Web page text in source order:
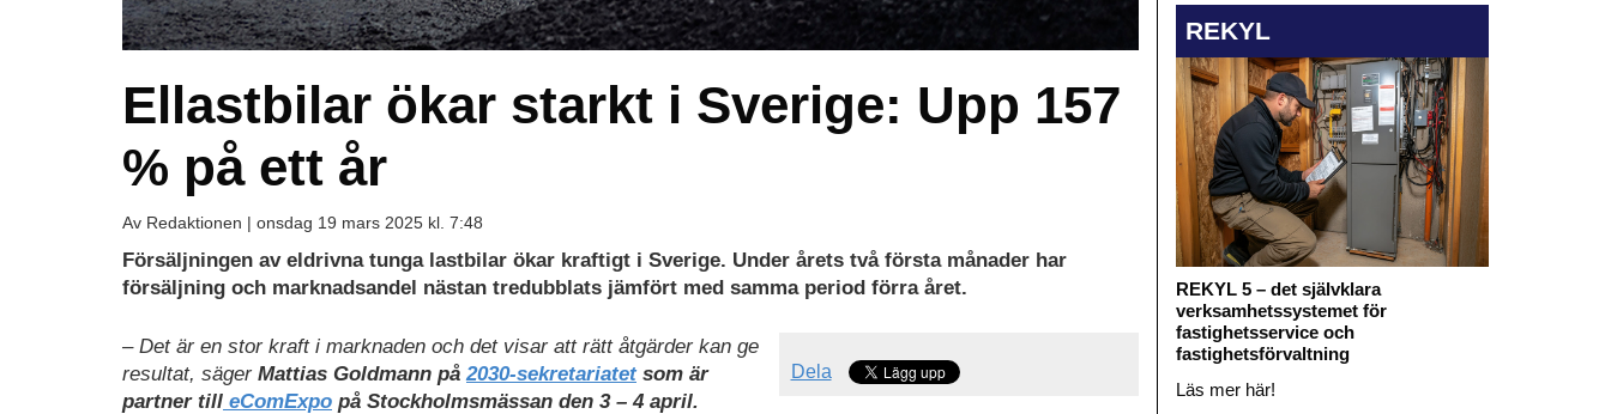
Ellastbilar ökar starkt i Sverige: Upp 157
% på ett år
Av Redaktionen | onsdag 19 mars 2025 kl. 7:48
Ladda
ned
PDF
Försäljningen av eldrivna tunga lastbilar ökar kraftigt i Sverige. Under årets två första månader har
försäljning och marknadsandel nästan tredubblats jämfört med samma period förra året.
Dela
– Det är en stor kraft i marknaden och det visar att rätt åtgärder kan ge
resultat, säger Mattias Goldmann på2030-sekretariatetsom är
partner till eComExpo på Stockholmsmässan den 3 – 4 april.
REKYL
REKYL 5 – det självklara
verksamhetssystemet för
fastighetsservice och
fastighetsförvaltning
Läs mer här!